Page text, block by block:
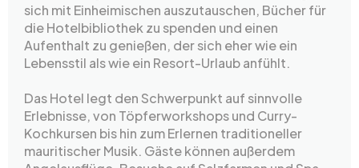
sich mit Einheimischen auszutauschen, Bücher für
die Hotelbibliothek zu spenden und einen
Aufenthalt zu genießen, der sich eher wie ein
Lebensstil als wie ein Resort-Urlaub anfühlt.
Das Hotel legt den Schwerpunkt auf sinnvolle
Erlebnisse, von Töpferworkshops und Curry-
Kochkursen bis hin zum Erlernen traditioneller
mauritischer Musik. Gäste können außerdem